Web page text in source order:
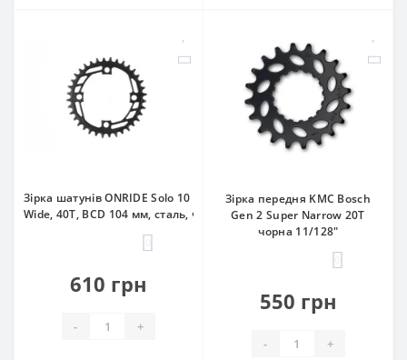
Зірка шатунів ONRIDE Solo 10 Narrow-
Wide, 40Т, BCD 104 мм, сталь, чорна
610 грн
- +
Зірка передня KMC Bosch
Gen 2 Super Narrow 20T
чорна 11/128"
550 грн
- +